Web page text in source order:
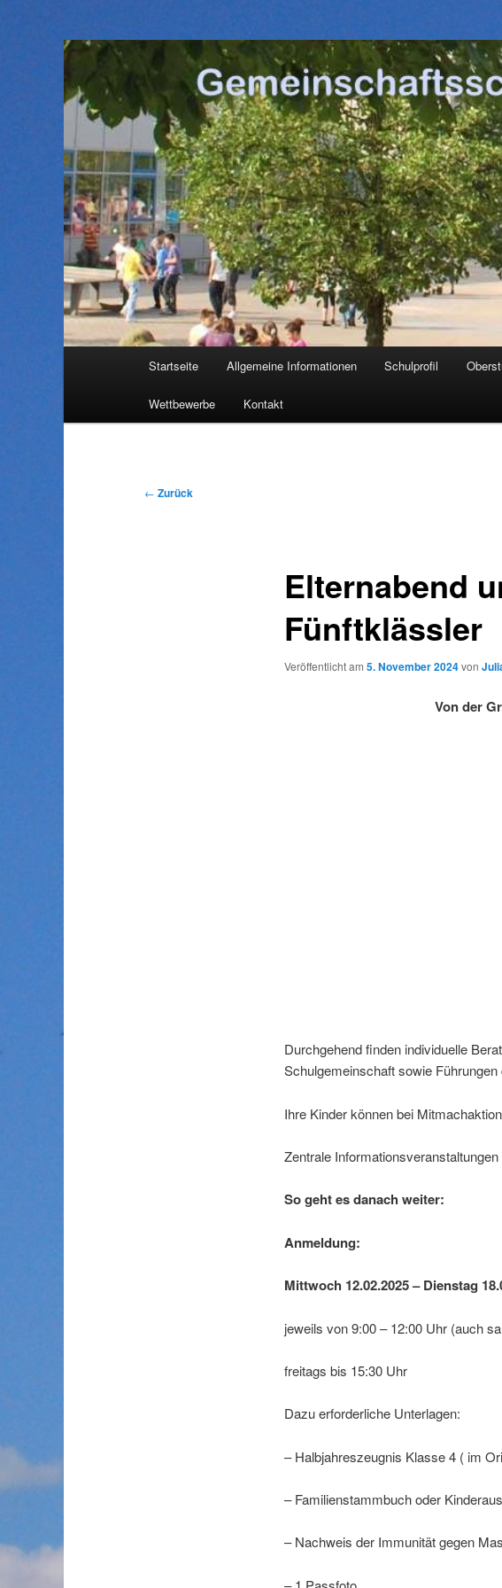
Zum
Inhalt
Startseite Allgemeine Informationen Schulprofil
Wettbewerbe Kontakt
Beitragsnavigation
← Zurück
Elternabend
Fünftklässler
Veröffentlicht am5. November 2024 von
Von der
Durchgehend finden individuelle
Schulgemeinschaft sowie
Ihre Kinder können bei
Zentrale
So geht es danach weiter:
Anmeldung:
Mittwoch 12.02.2025 – Dienstag
jeweils von 9:00 – 12:00 Uhr (auch
freitags bis 15:30 Uhr
Dazu erforderliche Unterlagen:
– Halbjahreszeugnis Klasse 4 ( im
– Familienstammbuch oder
– Nachweis der Immunität gegen